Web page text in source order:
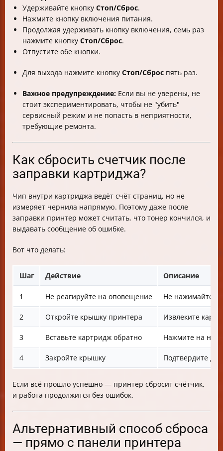
Удерживайте кнопку Стоп/Сброс.
Нажмите кнопку включения питания.
Продолжая удерживать кнопку включения, семь раз
нажмите кнопку Стоп/Сброс.
Отпустите обе кнопки.
Для выхода нажмите кнопку Стоп/Сброс пять раз.
Важное предупреждение: Если вы не уверены, не
стоит экспериментировать, чтобы не "убить"
сервисный режим и не попасть в неприятности,
требующие ремонта.
Как сбросить счетчик после
заправки картриджа?
Чип внутри картриджа ведёт счёт страниц, но не
измеряет чернила напрямую. Поэтому даже после
заправки принтер может считать, что тонер кончился, и
выдавать сообщение об ошибке.
Вот что делать:
Шаг Действие Описание
1 Не реагируйте на оповещение Не нажимайте
2 Откройте крышку принтера Извлеките
3 Вставьте картридж обратно Нажмите на
4 Закройте крышку Подтвердите
Если всё прошло успешно — принтер сбросит счётчик,
и работа продолжится без ошибок.
Альтернативный способ сброса
— прямо с панели принтера